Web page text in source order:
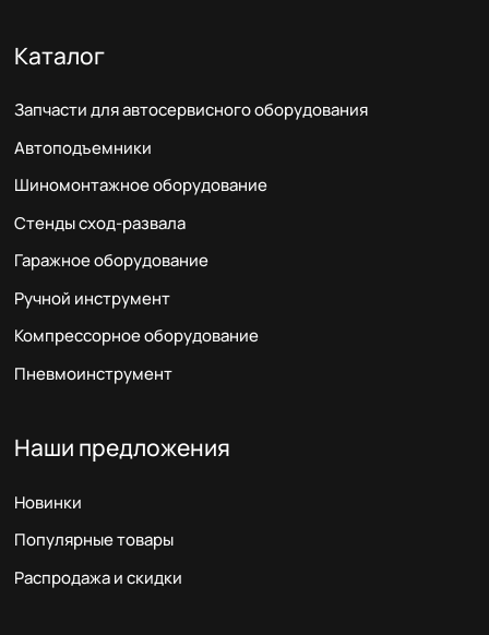
Каталог
Запчасти для автосервисного оборудования
Автоподъемники
Шиномонтажное оборудование
Стенды сход-развала
Гаражное оборудование
Ручной инструмент
Компрессорное оборудование
Пневмоинструмент
Наши предложения
Новинки
Популярные товары
Распродажа и скидки